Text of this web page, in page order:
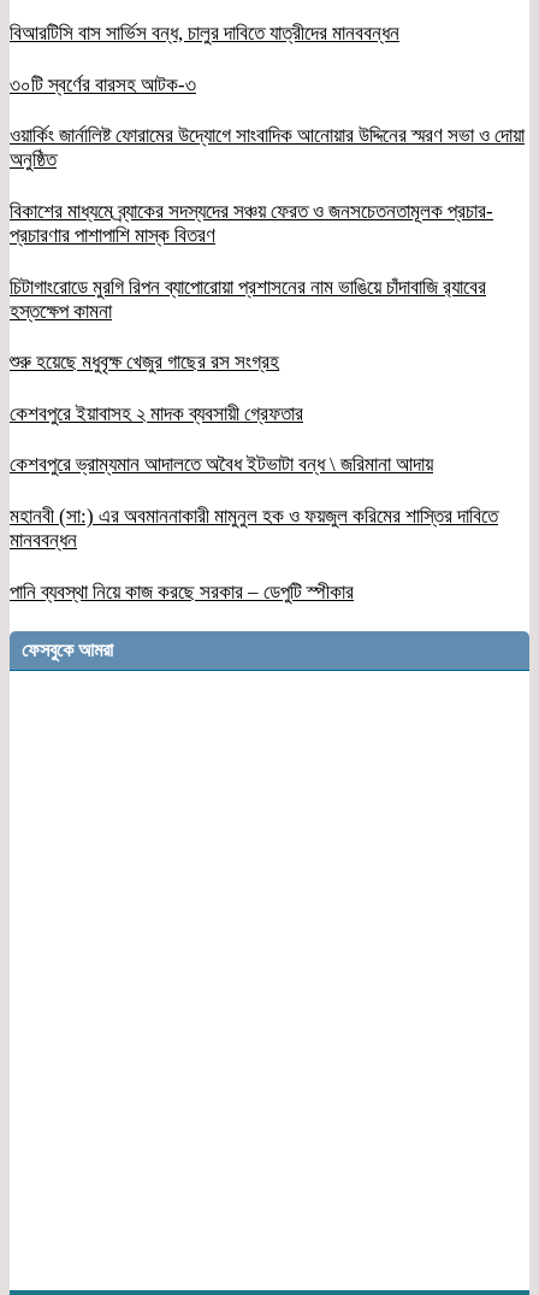
বিআরটিসি বাস সার্ভিস বন্ধ, চালুর দাবিতে যাত্রীদের মানববন্ধন
৩০টি স্বর্ণের বারসহ আটক-৩
ওয়ার্কিং জার্নালিষ্ট ফোরামের উদ্যোগে সাংবাদিক আনোয়ার উদ্দিনের স্মরণ সভা ও দোয়া
অনুষ্ঠিত
বিকাশের মাধ্যমে ব্র্যাকের সদস্যদের সঞ্চয় ফেরত ও জনসচেতনতামূলক প্রচার-
প্রচারণার পাশাপাশি মাস্ক বিতরণ
চিটাগাংরোডে মুরগি রিপন ব্যাপোরোয়া প্রশাসনের নাম ভাঙিয়ে চাঁদাবাজি র‌্যাবের
হস্তক্ষেপ কামনা
শুরু হয়েছে মধুবৃক্ষ খেজুর গাছের রস সংগ্রহ
কেশবপুরে ইয়াবাসহ ২ মাদক ব্যবসায়ী গ্রেফতার
কেশবপুরে ভ্রাম্যমান আদালতে অবৈধ ইটভাটা বন্ধ \ জরিমানা আদায়
মহানবী (সা:) এর অবমাননাকারী মামুনুল হক ও ফয়জুল করিমের শাস্তির দাবিতে
মানববন্ধন
পানি ব্যবস্থা নিয়ে কাজ করছে সরকার – ডেপুটি স্পীকার
ফেসবুকে আমরা